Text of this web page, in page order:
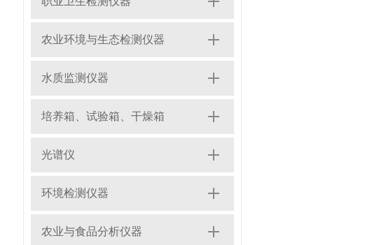
农业环境与生态检测仪器
水质监测仪器
培养箱、试验箱、干燥箱
光谱仪
环境检测仪器
农业与食品分析仪器